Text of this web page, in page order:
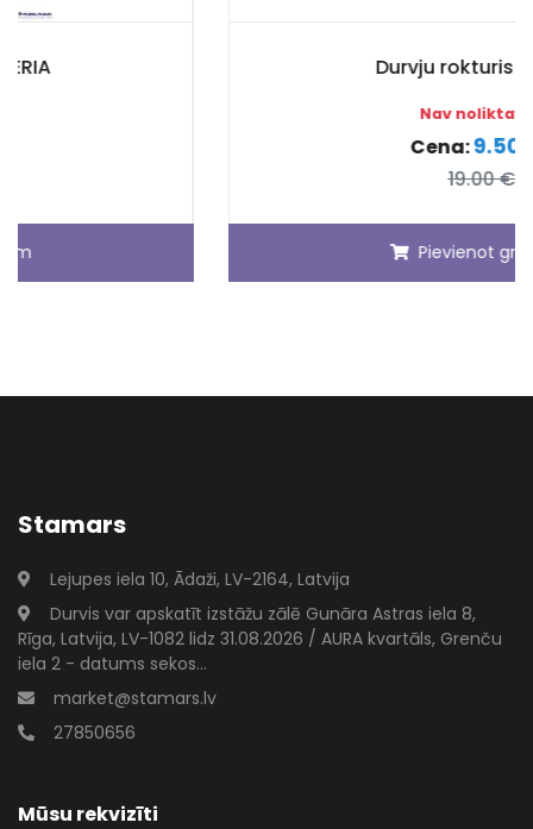
Durvju rokturis POLAR
Pievienot grozam
Stamars
Lejupes iela 10, Ādaži, LV-2164, Latvija
Durvis var apskatīt izstāžu zālē Gunāra Astras iela 8,
Rīga, Latvija, LV-1082 lidz 31.08.2026 / AURA kvartāls, Grenču
iela 2 - datums sekos...
market@stamars.lv
27850656
Mūsu rekvizīti